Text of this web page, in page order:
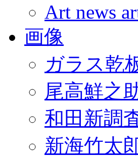
Art news
画像
ガラス乾
尾高鮮之
和田新調
新海竹太